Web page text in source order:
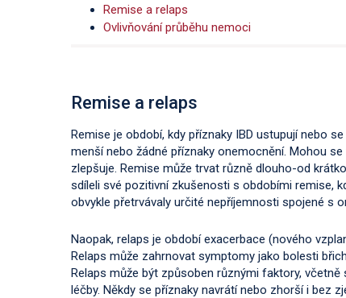
Remise a relaps
Ovlivňování průběhu nemoci
Remise a relaps
Remise je období, kdy příznaky IBD ustupují nebo
menší nebo žádné příznaky onemocnění. Mohou
zlepšuje. Remise může trvat různě dlouho-od
sdíleli své pozitivní zkušenosti s obdobími remise,
obvykle přetrvávaly určité nepříjemnosti spojené s
Naopak, relaps je období exacerbace (nového
Relaps může zahrnovat symptomy jako bolesti
Relaps může být způsoben různými faktory,
léčby. Někdy se příznaky navrátí nebo zhorší i bez